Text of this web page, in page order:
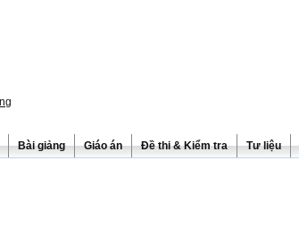
Bài giảng Giáo án Đề thi & Kiểm tra Tư liệu